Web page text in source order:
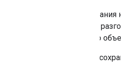
между
вашего
Чтобы